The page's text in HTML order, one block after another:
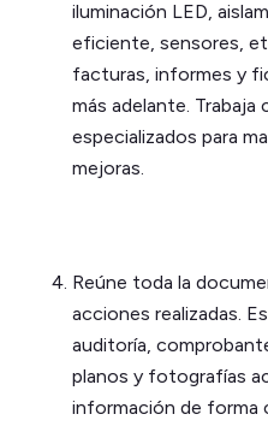
iluminación LED,
eficiente, sensores,
facturas, informes y
más adelante.
especializados para
mejoras.
Reúne toda la
acciones realizadas.
auditoría,
planos y fotografías
información de forma